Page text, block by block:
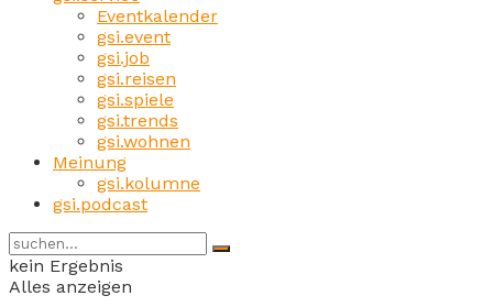
Eventkalender
gsi.event
gsi.job
gsi.reisen
gsi.spiele
gsi.trends
gsi.wohnen
Meinung
gsi.kolumne
gsi.podcast
kein Ergebnis
Alles anzeigen